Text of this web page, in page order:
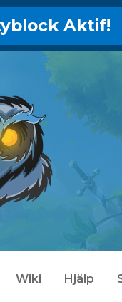
Aktif!
Wiki Hjälp